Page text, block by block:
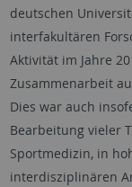
deutschen
interfakultären
Aktivität im Jahre
Zusammenarbeit
Dies war auch
Bearbeitung vieler
Sportmedizin, in
interdisziplinären